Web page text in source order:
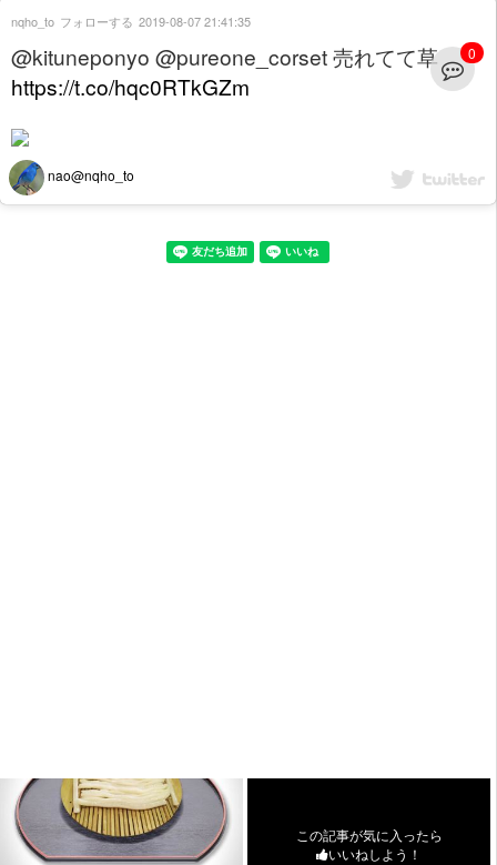
@kituneponyo @pureone_corset 売れてて草
https://t.co/hqc0RTkGZm
nao@nqho_to
nqho_to フォローする 2019-08-07 21:41:35
この記事が気に入ったら
いいねしよう！
0